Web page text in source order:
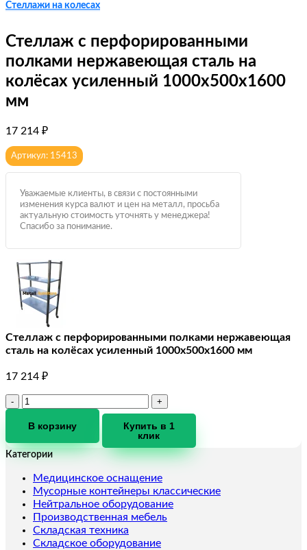
Стеллажи на колесах
Стеллаж с перфорированными
полками нержавеющая сталь на
колёсах усиленный 1000х500х1600
мм
17 214 ₽
Артикул: 15413
Уважаемые клиенты, в связи с постоянными
изменения курса валют и цен на металл, просьба
актуальную стоимость уточнять у менеджера!
Спасибо за понимание.
Стеллаж с перфорированными полками нержавеющая
сталь на колёсах усиленный 1000х500х1600 мм
17 214 ₽
Количество
Стеллаж
перфорированными
нержавеющая
сталь
на
колёсах
усиленный
1000х500х1600
В корзину
Купить в 1
клик
Категории
Медицинское оснащение
Мусорные контейнеры классические
Нейтральное оборудование
Производственная мебель
Складская техника
Складское оборудование